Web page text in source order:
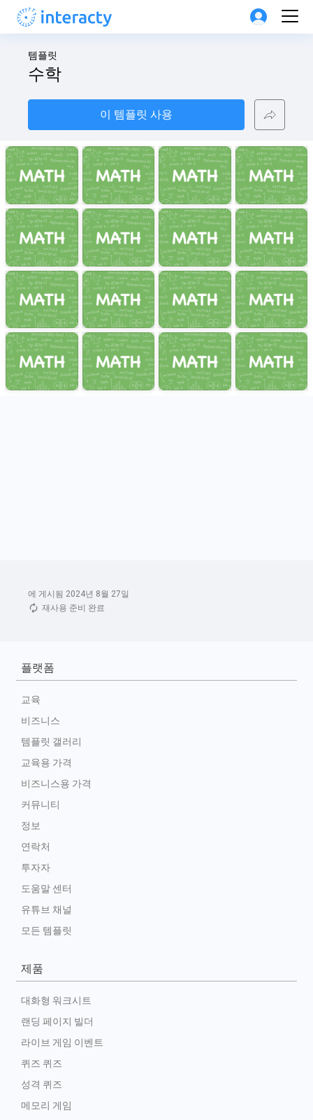
에 게시됨 2024년 8월 27일
재사용 준비 완료
템플릿
수학
이 템플릿 사용
플랫폼
교육
비즈니스
템플릿 갤러리
교육용 가격
비즈니스용 가격
커뮤니티
정보
연락처
투자자
도움말 센터
유튜브 채널
모든 템플릿
제품
대화형 워크시트
랜딩 페이지 빌더
라이브 게임 이벤트
퀴즈 퀴즈
성격 퀴즈
메모리 게임